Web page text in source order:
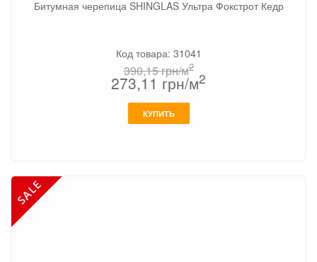
Битумная черепица SHINGLAS Ультра Фокстрот Кедр
Код товара: 31041
390,15грн/м2
273,11 грн/м2
КУПИТЬ